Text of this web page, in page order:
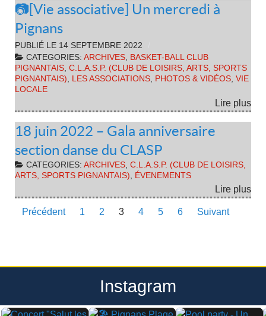
📷[Vie associative] Un mercredi à
Pignans
PUBLIÉ LE 14 SEPTEMBRE 2022
CATEGORIES: ARCHIVES
BASKET-BALL CLUB
PIGNANTAIS C.L.A.S.P. (CLUB DE LOISIRS, ARTS, SPORTS
PIGNANTAIS)
LES ASSOCIATIONS PHOTOS & VIDÉOS VIE
LOCALE
Lire plus
18 juin 2022 – Gala anniversaire
section danse du CLASP
CATEGORIES: ARCHIVES C.L.A.S.P. (CLUB DE LOISIRS,
ARTS, SPORTS PIGNANTAIS)
ÉVENEMENTS
Lire plus
Précédent 1 2 3 4 5 6 Suivant
Instagram